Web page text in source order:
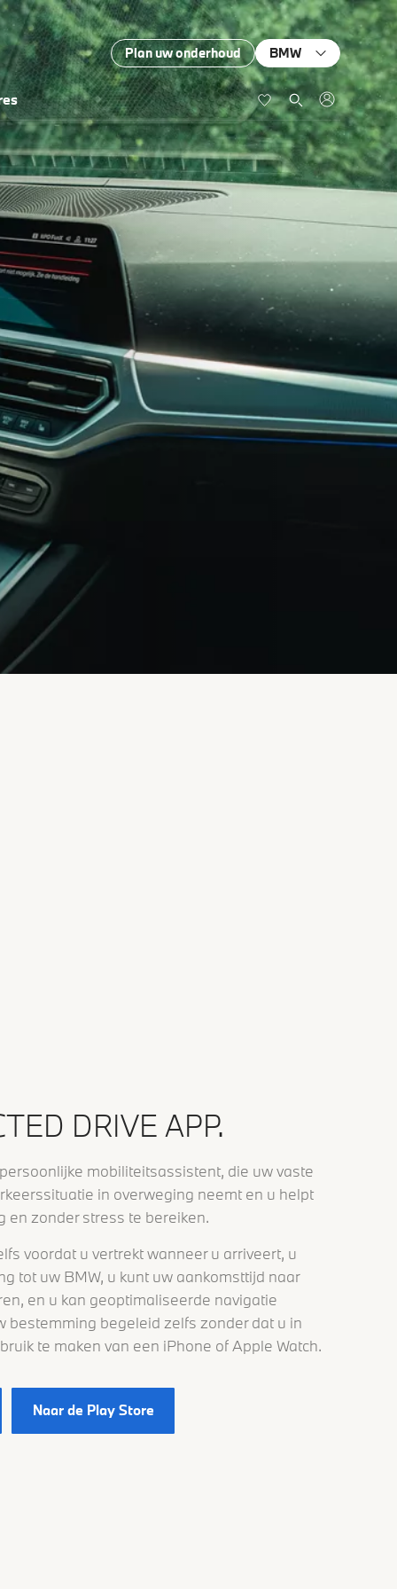
Plan uw onderhoud BMW
DRIVE APP.
mobiliteitsassistent, die uw vaste
in overweging neemt en u helpt
en zonder stress te bereiken.
voordat u vertrekt wanneer u arriveert, u
tot uw BMW, u kunt uw aankomsttijd naar
en u kan geoptimaliseerde navigatie
bestemming begeleid zelfs zonder dat u in
te maken van een iPhone of Apple Watch.
Naar de Play Store